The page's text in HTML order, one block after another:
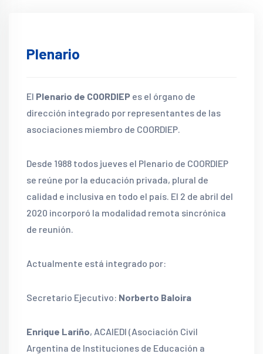
Plenario
El Plenario de COORDIEP es el órgano de
dirección integrado por representantes de las
asociaciones miembro de COORDIEP.
Desde 1988 todos jueves el Plenario de COORDIEP
se reúne por la educación privada, plural de
calidad e inclusiva en todo el país. El 2 de abril del
2020 incorporó la modalidad remota sincrónica
de reunión.
Actualmente está integrado por:
Secretario Ejecutivo: Norberto Baloira
Enrique Lariño, ACAIEDI (Asociación Civil
Argentina de Instituciones de Educación a